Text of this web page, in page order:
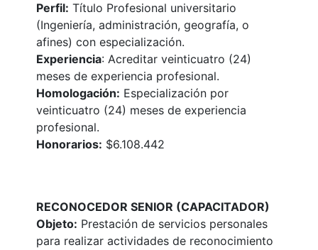
Perfil: Título Profesional universitario
(Ingeniería, administración, geografía, o
afines) con especialización.
Experiencia: Acreditar veinticuatro (24)
meses de experiencia profesional.
Homologación: Especialización por
veinticuatro (24) meses de experiencia
profesional.
Honorarios: $6.108.442
RECONOCEDOR SENIOR (CAPACITADOR)
Objeto: Prestación de servicios personales
para realizar actividades de reconocimiento